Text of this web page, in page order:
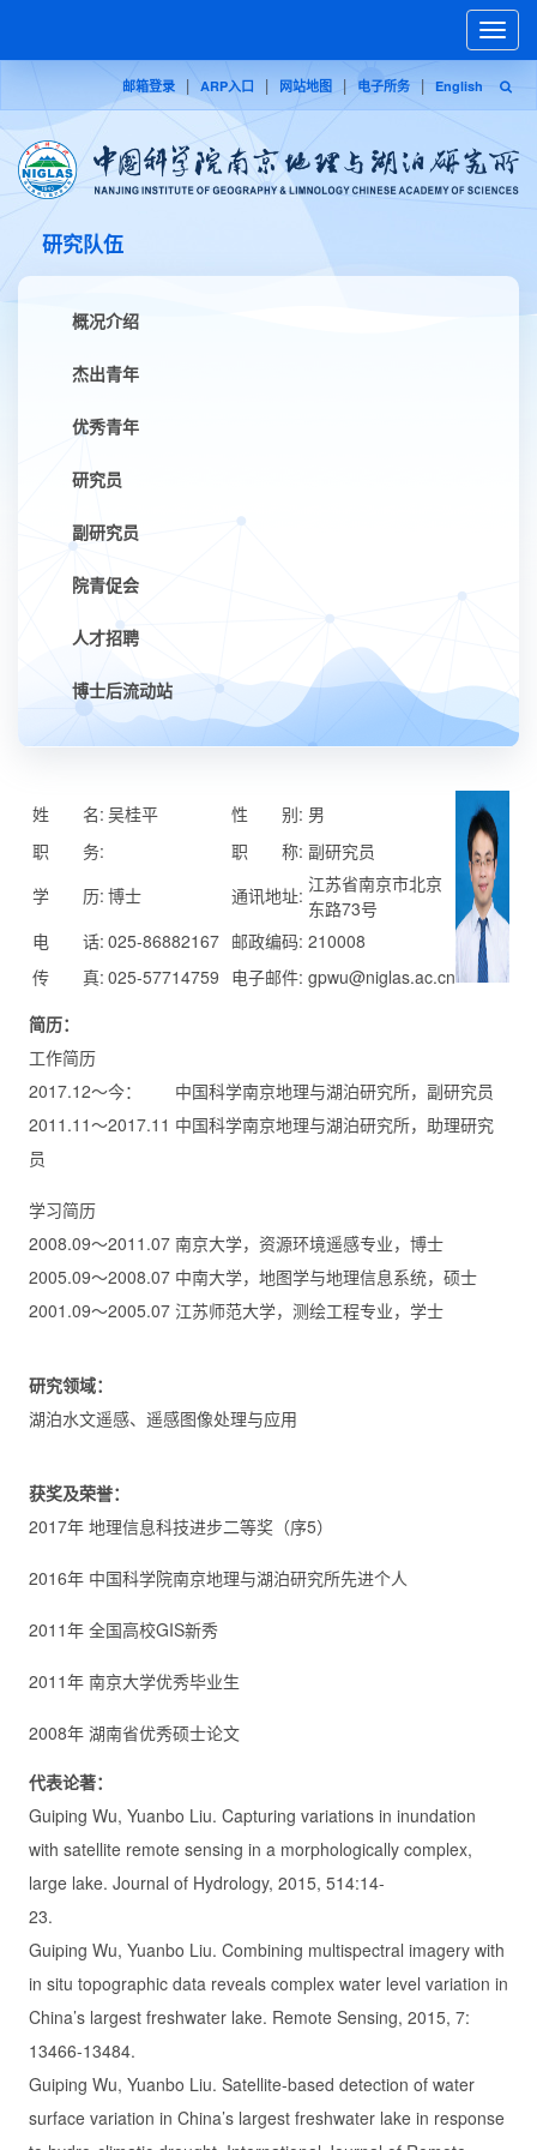
邮箱登录 | ARP入口 | 网站地图 | 电子所务 | English
Toggle
研究队伍
概况介绍
杰出青年
优秀青年
研究员
副研究员
院青促会
人才招聘
博士后流动站
姓 名: 吴桂平 性 别: 男
职 务:
职 称: 副研究员
学 历: 博士 通讯地址: 江苏省南京市北京
东路73号
电 话: 025-86882167 邮政编码: 210008
传 真: 025-57714759 电子邮件: gpwu@niglas.ac.cn
简历：
工作简历
2017.12～今： 中国科学南京地理与湖泊研究所，副研究员
2011.11～2017.11 中国科学南京地理与湖泊研究所，助理研究
员
学习简历
2008.09～2011.07 南京大学，资源环境遥感专业，博士
2005.09～2008.07 中南大学，地图学与地理信息系统，硕士
2001.09～2005.07 江苏师范大学，测绘工程专业，学士
研究领域：
湖泊水文遥感、遥感图像处理与应用
获奖及荣誉：
2017年 地理信息科技进步二等奖（序5）
2016年 中国科学院南京地理与湖泊研究所先进个人
2011年 全国高校GIS新秀
2011年 南京大学优秀毕业生
2008年 湖南省优秀硕士论文
代表论著：
Guiping Wu, Yuanbo Liu. Capturing variations in inundation
with satellite remote sensing in a morphologically complex,
large lake. Journal of Hydrology, 2015, 514:14-
23.
Guiping Wu, Yuanbo Liu. Combining multispectral imagery with
in situ topographic data reveals complex water level variation in
China’s largest freshwater lake. Remote Sensing, 2015, 7:
13466-13484.
Guiping Wu, Yuanbo Liu. Satellite-based detection of water
surface variation in China’s largest freshwater lake in response